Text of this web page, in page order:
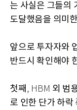
는 사실은 그들의
도달했음을 의미
앞으로 투자자와
반드시 확인해야
첫째 , HBM 외 범
로 인한 단가 하락